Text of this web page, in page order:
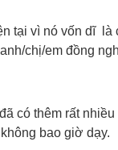
tại vì nó vốn dĩ
chị/em đồng
có thêm rất
bao giờ dạy.